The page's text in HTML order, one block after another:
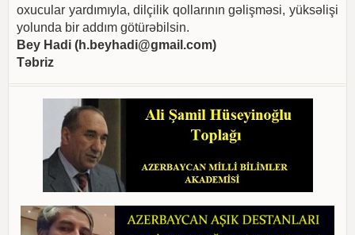
oxucular yardımıyla, dilçilik qollarının gəlişməsi, yüksəlişi
yolunda bir addım götürəbilsin.
Bey Hadi (h.beyhadi@gmail.com)
Təbriz